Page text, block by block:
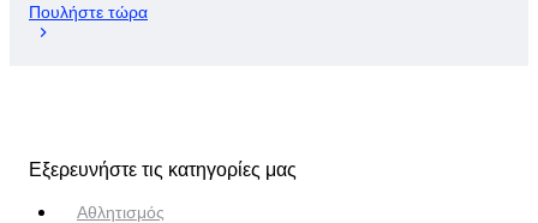
Πουλήστε τώρα
Εξερευνήστε τις κατηγορίες μας
Αθλητισμός